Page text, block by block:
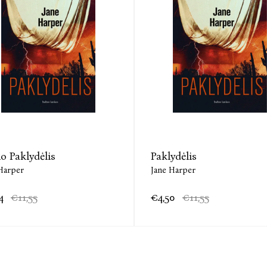
Jane Harper (Džein Harper, gim. 1980)
šeima ji persikėlė į Australiją, ten gyvena ir
„Gamtos galia“ („Baltos lankos“, 2020)
geriausių šiuolaikinių detektyvinių romanų
– vardą. Ne išimtis ir „Paklydėlis“: knyga
apdovanojimą, „Ned Kelly Awards“ buvo
romanas įtrauktas į „Theakston Old Peculier“
Paklydėlis
€11,55
Paklydėlis
Jane Harper
€4,50 €11,55